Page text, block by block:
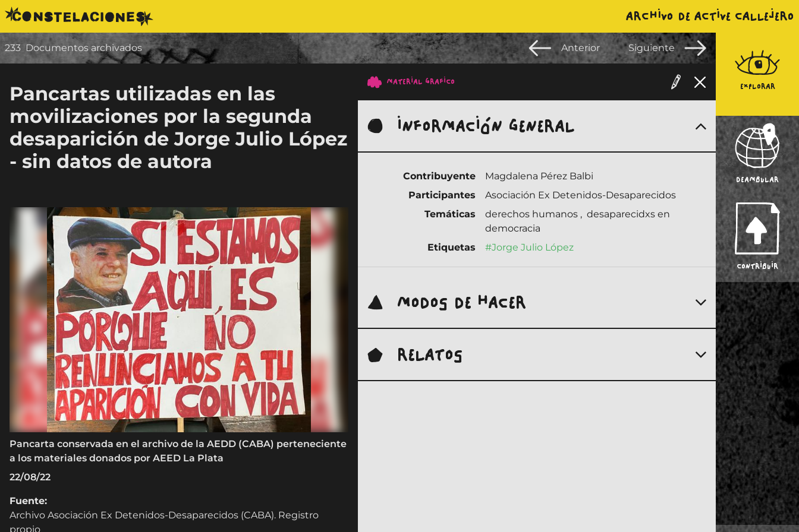
Saltar al contenido ARCHIVO DE ACTIVE CALLEJERO
233 Documentos archivados Anterior Siguiente
Pancartas utilizadas en las
movilizaciones por la segunda
desaparición de Jorge Julio López
- sin datos de autora
Pancarta conservada en el archivo de la AEDD (CABA) perteneciente
a los materiales donados por AEED La Plata
22/08/22
Fuente:
Archivo Asociación Ex Detenidos-Desaparecidos (CABA). Registro
propio
MATERIAL GRAFICO
INFORMACIÓN GENERAL
Contribuyente
Magdalena Pérez Balbi
Participantes
Asociación Ex Detenidos-Desaparecidos
Temáticas
derechos humanos , desaparecidxs en
democracia
Etiquetas
#Jorge Julio López
MODOS DE HACER
RELATOS
EXPLORAR
DEAMBULAR
CONTRIBUIR